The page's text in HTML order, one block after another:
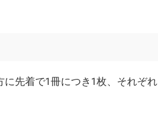
先着で1冊につき1枚、それぞれ